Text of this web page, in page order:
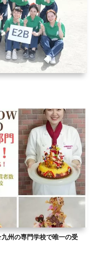
州の専門学校で唯一の受